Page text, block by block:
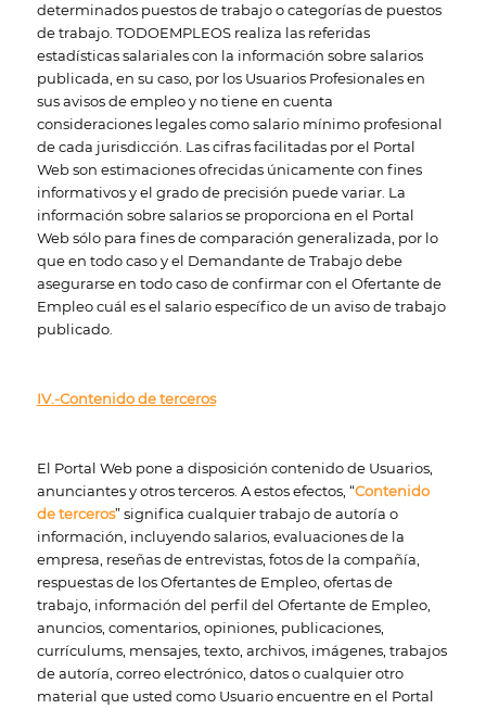
determinados puestos de trabajo o categorías de puestos
de trabajo. TODOEMPLEOS realiza las referidas
estadísticas salariales con la información sobre salarios
publicada, en su caso, por los Usuarios Profesionales en
sus avisos de empleo y no tiene en cuenta
consideraciones legales como salario mínimo profesional
de cada jurisdicción. Las cifras facilitadas por el Portal
Web son estimaciones ofrecidas únicamente con fines
informativos y el grado de precisión puede variar. La
información sobre salarios se proporciona en el Portal
Web sólo para fines de comparación generalizada, por lo
que en todo caso y el Demandante de Trabajo debe
asegurarse en todo caso de confirmar con el Ofertante de
Empleo cuál es el salario específico de un aviso de trabajo
publicado.
IV.-Contenido de terceros
El Portal Web pone a disposición contenido de Usuarios,
anunciantes y otros terceros. A estos efectos, “Contenido
de terceros” significa cualquier trabajo de autoría o
información, incluyendo salarios, evaluaciones de la
empresa, reseñas de entrevistas, fotos de la compañía,
respuestas de los Ofertantes de Empleo, ofertas de
trabajo, información del perfil del Ofertante de Empleo,
anuncios, comentarios, opiniones, publicaciones,
currículums, mensajes, texto, archivos, imágenes, trabajos
de autoría, correo electrónico, datos o cualquier otro
material que usted como Usuario encuentre en el Portal